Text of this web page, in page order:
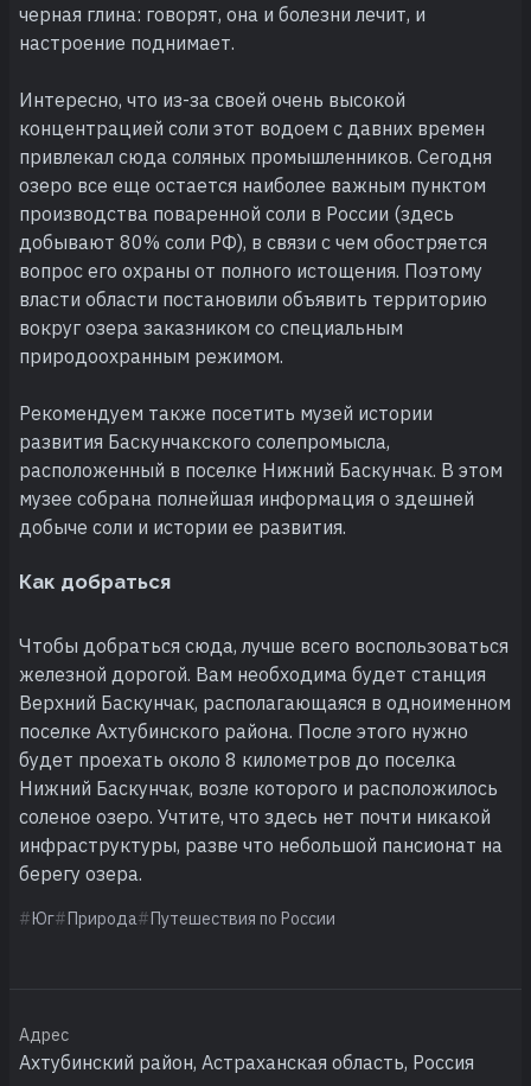
черная глина: говорят, она и болезни лечит, и
настроение поднимает.
Интересно, что из-за своей очень высокой
концентрацией соли этот водоем с давних времен
привлекал сюда соляных промышленников. Сегодня
озеро все еще остается наиболее важным пунктом
производства поваренной соли в России (здесь
добывают 80% соли РФ), в связи с чем обостряется
вопрос его охраны от полного истощения. Поэтому
власти области постановили объявить территорию
вокруг озера заказником со специальным
природоохранным режимом.
Рекомендуем также посетить музей истории
развития Баскунчакского солепромысла,
расположенный в поселке Нижний Баскунчак. В этом
музее собрана полнейшая информация о здешней
добыче соли и истории ее развития.
Как добраться
Чтобы добраться сюда, лучше всего воспользоваться
железной дорогой. Вам необходима будет станция
Верхний Баскунчак, располагающаяся в одноименном
поселке Ахтубинского района. После этого нужно
будет проехать около 8 километров до поселка
Нижний Баскунчак, возле которого и расположилось
соленое озеро. Учтите, что здесь нет почти никакой
инфраструктуры, разве что небольшой пансионат на
берегу озера.
Юг Природа Путешествия по России
Адрес
Ахтубинский район, Астраханская область, Россия